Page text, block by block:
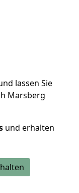
lassen Sie
Marsberg
und erhalten